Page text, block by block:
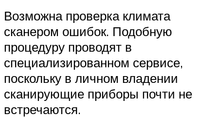
Возможна проверка климата
сканером ошибок. Подобную
процедуру проводят в
специализированном сервисе,
поскольку в личном владении
сканирующие приборы почти не
встречаются.